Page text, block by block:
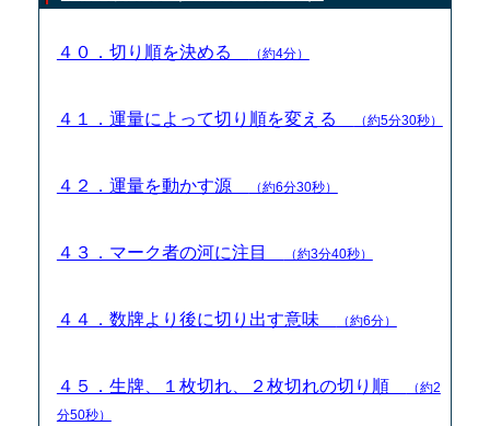
４０．切り順を決める （約4分）
４１．運量によって切り順を変える （約5分30秒）
４２．運量を動かす源 （約6分30秒）
４３．マーク者の河に注目 （約3分40秒）
４４．数牌より後に切り出す意味 （約6分）
４５．生牌、１枚切れ、２枚切れの切り順
（約2
分50秒）